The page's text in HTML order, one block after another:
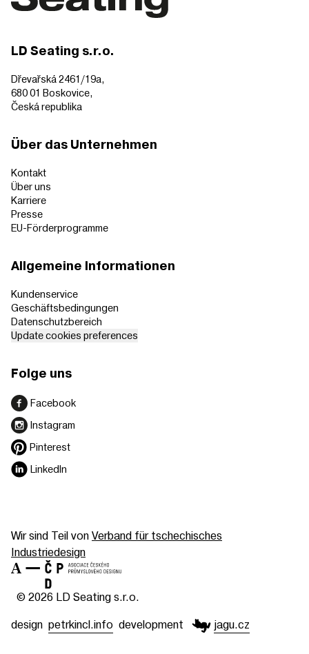
LD Seating s.r.o.
Dřevařská 2461/19a,
680 01 Boskovice,
Česká republika
Über das Unternehmen
Kontakt
Über uns
Karriere
Presse
EU-Förderprogramme
Allgemeine Informationen
Kundenservice
Geschäftsbedingungen
Datenschutzbereich
Update cookies preferences
Folge uns
Facebook
Instagram
Pinterest
LinkedIn
Wir sind Teil vonVerband für tschechisches
Industriedesign
© 2026 LD Seating s.r.o.
design petrkincl.info development jagu.cz